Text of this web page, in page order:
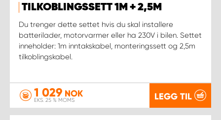
TILKOBLINGSSETT 1M + 2,5M
Du trenger dette settet hvis du skal installere
batterilader, motorvarmer eller ha 230V i bilen. Settet
inneholder: 1m inntakskabel, monteringssett og 2,5m
tilkoblingskabel.
1 029 NOK
EKS. 25 % MOMS LEGG TIL